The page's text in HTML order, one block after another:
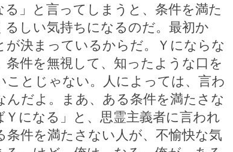
」と言ってしまうと、条件を満た
るしい気持ちになるのだ。最初か
が決まっているからだ。Ｙにならな
件を無視して、知ったような口を
ことじゃない。人によっては、言わ
んだよ。まあ、ある条件を満たさな
になる」と、思霊主義者に言われ
件を満たさない人が、不愉快な気